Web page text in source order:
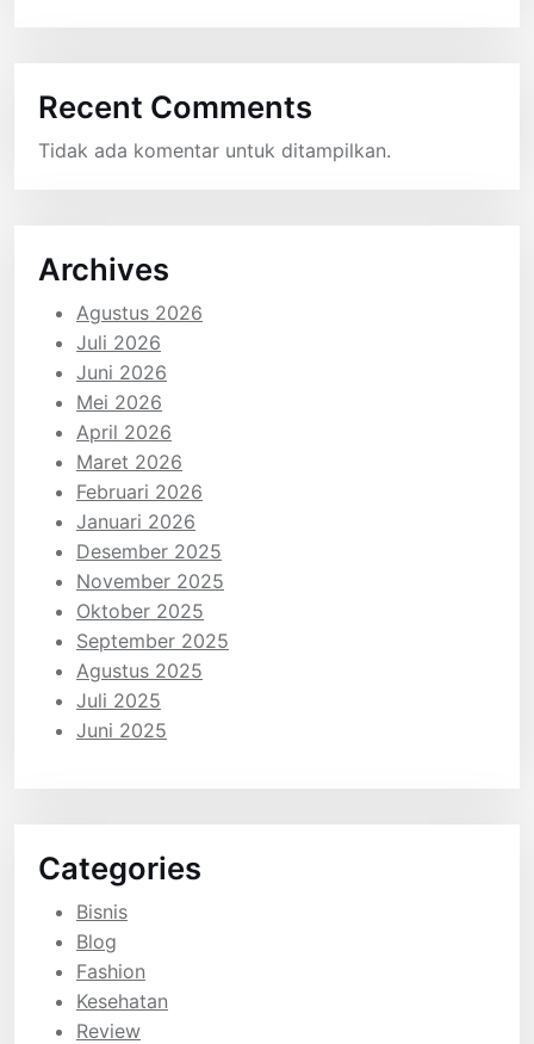
Recent Comments
Tidak ada komentar untuk ditampilkan.
Archives
Agustus 2026
Juli 2026
Juni 2026
Mei 2026
April 2026
Maret 2026
Februari 2026
Januari 2026
Desember 2025
November 2025
Oktober 2025
September 2025
Agustus 2025
Juli 2025
Juni 2025
Categories
Bisnis
Blog
Fashion
Kesehatan
Review